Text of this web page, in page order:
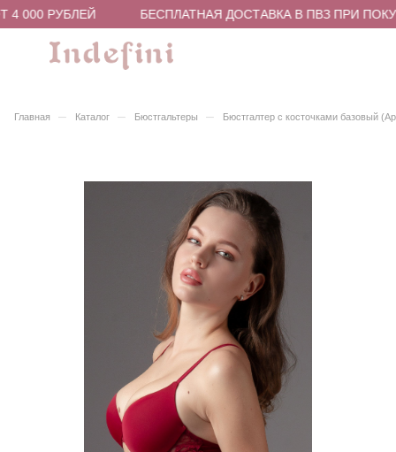
000 РУБЛЕЙ БЕСПЛАТНАЯ ДОСТАВКА В ПВЗ ПРИ
Главная – Каталог – Бюстгальтеры – Бюстгалтер с косточками базовый